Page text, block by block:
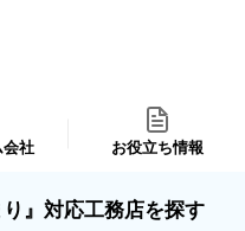
会社 お役立ち情報
』対応工務店を探す